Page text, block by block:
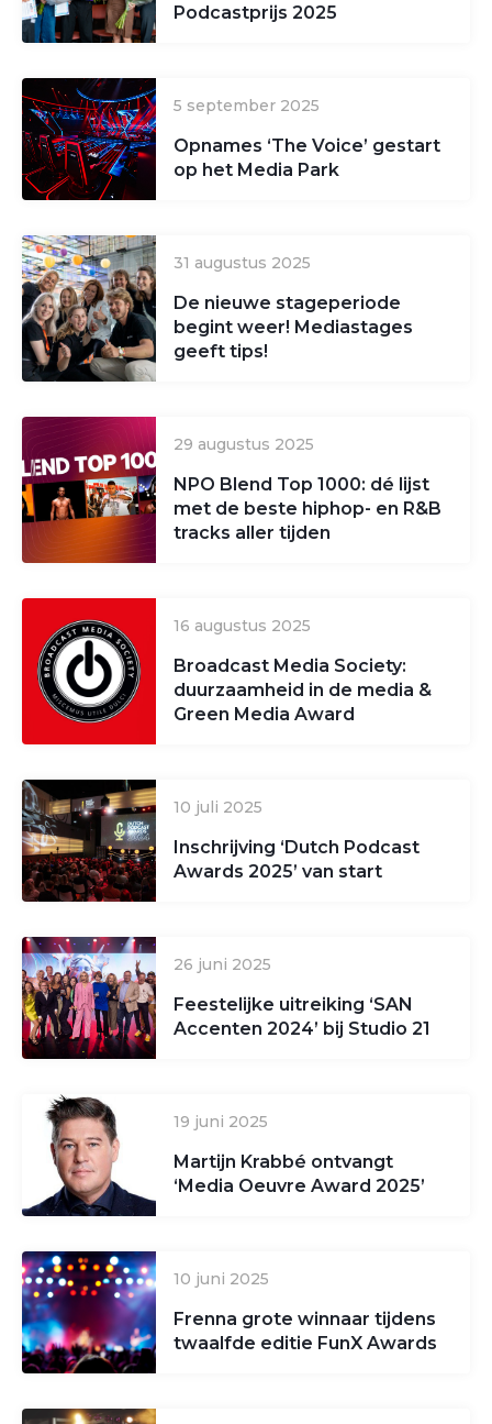
Podcastprijs 2025
5 september 2025
Opnames ‘The Voice’ gestart
op het Media Park
31 augustus 2025
De nieuwe stageperiode
begint weer! Mediastages
geeft tips!
29 augustus 2025
NPO Blend Top 1000: dé lijst
met de beste hiphop- en R&B
tracks aller tijden
16 augustus 2025
Broadcast Media Society:
duurzaamheid in de media &
Green Media Award
10 juli 2025
Inschrijving ‘Dutch Podcast
Awards 2025’ van start
26 juni 2025
Feestelijke uitreiking ‘SAN
Accenten 2024’ bij Studio 21
19 juni 2025
Martijn Krabbé ontvangt
‘Media Oeuvre Award 2025’
10 juni 2025
Frenna grote winnaar tijdens
twaalfde editie FunX Awards